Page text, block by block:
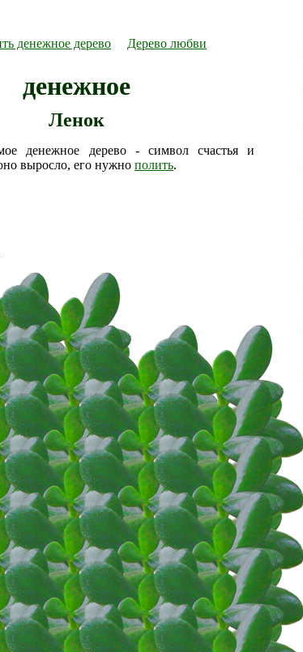
денежное дерево Дерево любви
денежное
Ленок
денежное дерево - символ счастья и
выросло, его нужно полить.